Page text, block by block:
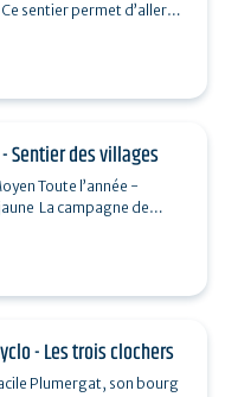
sentier permet d’aller
et de…
Sentier des villages
Toute l’année -
un riche patrimoine bâti…
- Les trois clochers
bourg